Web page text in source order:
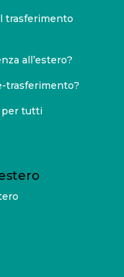
trasferimento
all’estero?
trasferimento?
per tutti